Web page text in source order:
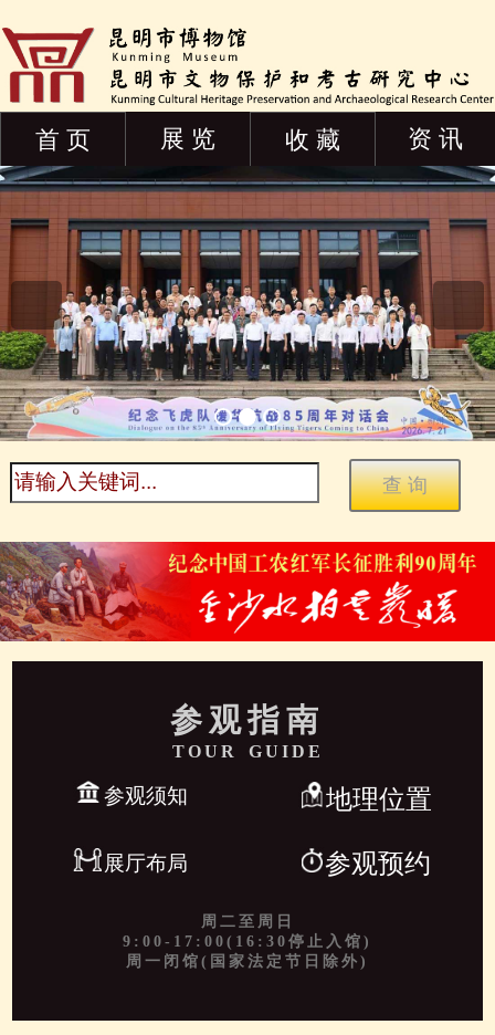
首 页 展 览 收 藏 资 讯
参观指南
TOUR GUIDE
参观须知 地理位置
展厅布局 参观预约
周二至周日
9:00-17:00(16:30停止入馆)
周一闭馆(国家法定节日除外)